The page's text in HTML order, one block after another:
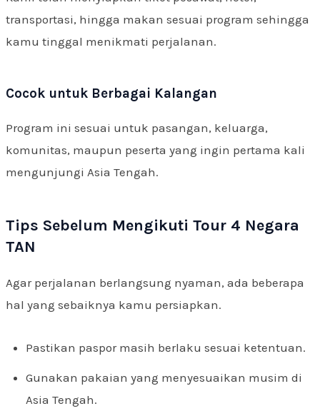
transportasi, hingga makan sesuai program sehingga
kamu tinggal menikmati perjalanan.
Cocok untuk Berbagai Kalangan
Program ini sesuai untuk pasangan, keluarga,
komunitas, maupun peserta yang ingin pertama kali
mengunjungi Asia Tengah.
Tips Sebelum Mengikuti Tour 4 Negara
TAN
Agar perjalanan berlangsung nyaman, ada beberapa
hal yang sebaiknya kamu persiapkan.
Pastikan paspor masih berlaku sesuai ketentuan.
Gunakan pakaian yang menyesuaikan musim di
Asia Tengah.